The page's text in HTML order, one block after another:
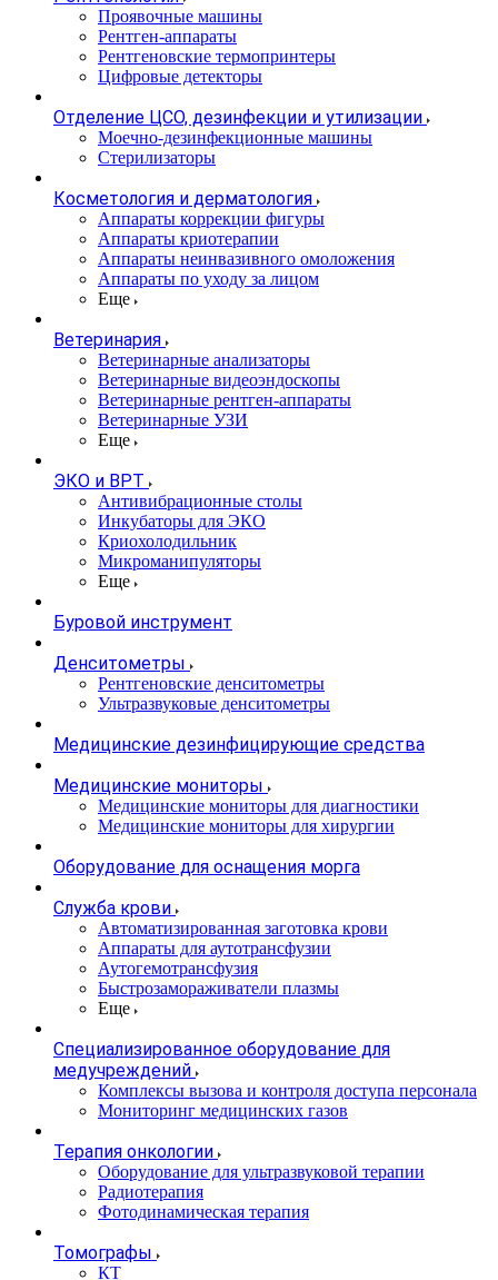
Проявочные машины
Рентген-аппараты
Рентгеновские термопринтеры
Цифровые детекторы
Отделение ЦСО, дезинфекции и утилизации
Моечно-дезинфекционные машины
Стерилизаторы
Косметология и дерматология
Аппараты коррекции фигуры
Аппараты криотерапии
Аппараты неинвазивного омоложения
Аппараты по уходу за лицом
Еще
Ветеринария
Ветеринарные анализаторы
Ветеринарные видеоэндоскопы
Ветеринарные рентген-аппараты
Ветеринарные УЗИ
Еще
ЭКО и ВРТ
Антивибрационные столы
Инкубаторы для ЭКО
Криохолодильник
Микроманипуляторы
Еще
Буровой инструмент
Денситометры
Рентгеновские денситометры
Ультразвуковые денситометры
Медицинские дезинфицирующие средства
Медицинские мониторы
Медицинские мониторы для диагностики
Медицинские мониторы для хирургии
Оборудование для оснащения морга
Служба крови
Автоматизированная заготовка крови
Аппараты для аутотрансфузии
Аутогемотрансфузия
Быстрозамораживатели плазмы
Еще
Специализированное оборудование для
медучреждений
Комплексы вызова и контроля доступа персонала
Мониторинг медицинских газов
Терапия онкологии
Оборудование для ультразвуковой терапии
Радиотерапия
Фотодинамическая терапия
Томографы
КТ